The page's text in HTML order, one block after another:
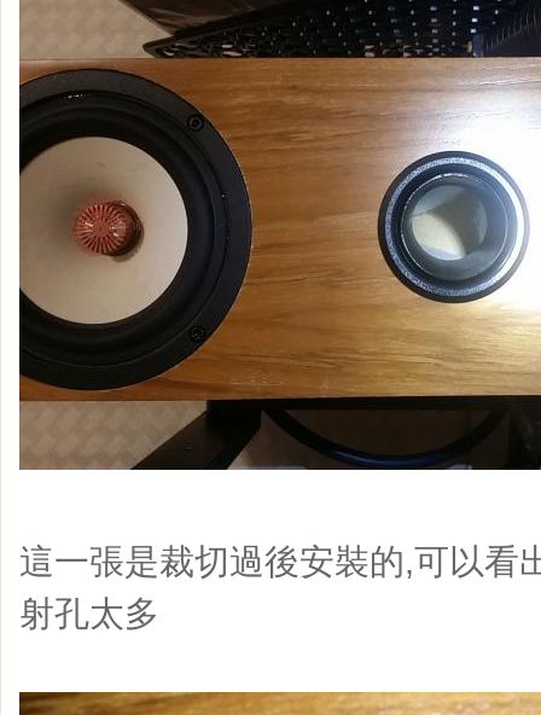
這一張是裁切過後安裝的,可以看
射孔太多